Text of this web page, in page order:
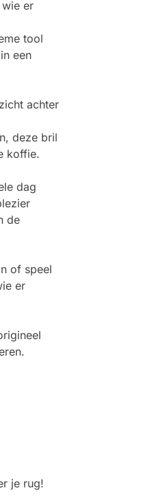
er
tool
een
achter
deze bril
koffie.
dag
de
of speel
er
je rug!